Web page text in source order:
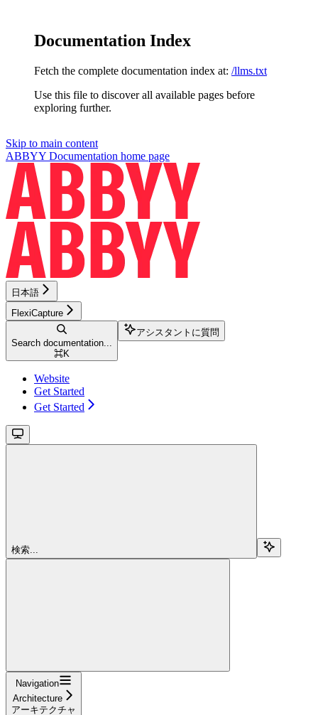
Documentation Index
Fetch the complete documentation index at: /llms.txt
Use this file to discover all available pages before
exploring further.
Skip to main content
ABBYY Documentation home page
日本語
FlexiCapture
Search documentation...
⌘K
アシスタントに質問
Website
Get Started
Get Started
検索...
Navigation
Architecture
アーキテクチャ